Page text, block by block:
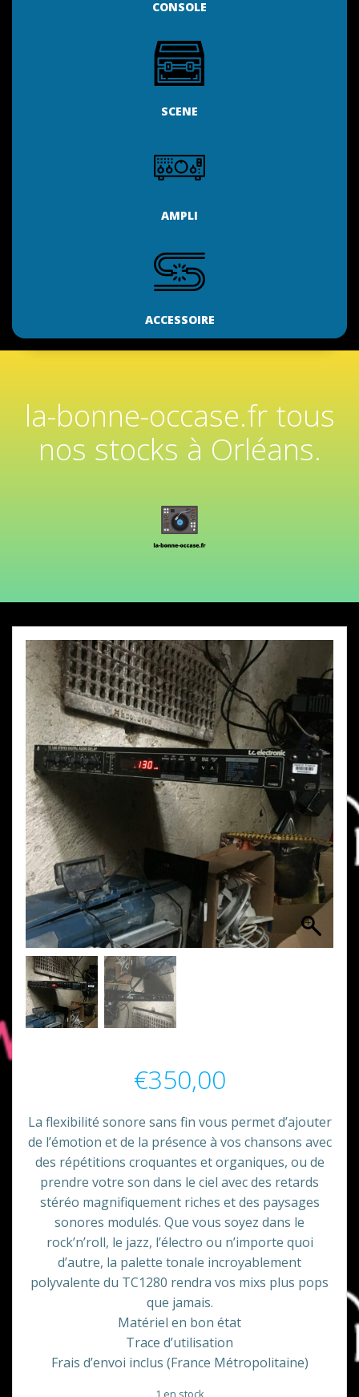
CONSOLE
SCENE
AMPLI
ACCESSOIRE
la-bonne-occase.fr tous
nos stocks à Orléans.
€350,00
La flexibilité sonore sans fin vous permet d’ajouter
de l’émotion et de la présence à vos chansons avec
des répétitions croquantes et organiques, ou de
prendre votre son dans le ciel avec des retards
stéréo magnifiquement riches et des paysages
sonores modulés. Que vous soyez dans le
rock’n’roll, le jazz, l’électro ou n’importe quoi
d’autre, la palette tonale incroyablement
polyvalente du TC1280 rendra vos mixs plus pops
que jamais.
Matériel en bon état
Trace d’utilisation
Frais d’envoi inclus (France Métropolitaine)
1 en stock